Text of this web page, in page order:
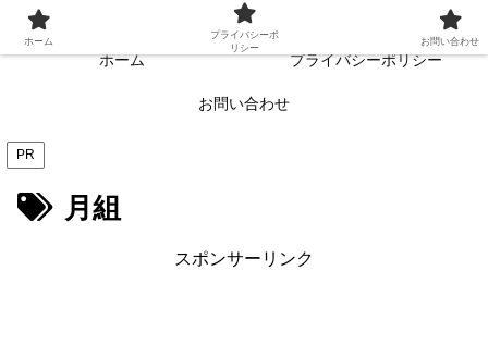
常に読者目線・読者ファーストを目指す!!
ホーム プライバシーポリシー
お問い合わせ
PR
月組
スポンサーリンク
ホーム
プライバシーポ
リシー
お問い合わせ